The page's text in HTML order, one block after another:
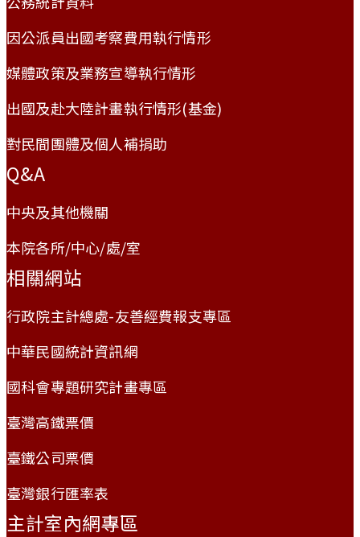
因公派員出國考察費用執行情形
媒體政策及業務宣導執行情形
出國及赴大陸計畫執行情形(基金)
對民間團體及個人補捐助
Q&A
中央及其他機關
本院各所/中心/處/室
相關網站
行政院主計總處-友善經費報支專區
中華民國統計資訊網
國科會專題研究計畫專區
臺灣高鐵票價
臺鐵公司票價
臺灣銀行匯率表
主計室內網專區